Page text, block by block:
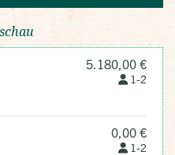
5.180,00 €
1-2
0,00 €
1-2